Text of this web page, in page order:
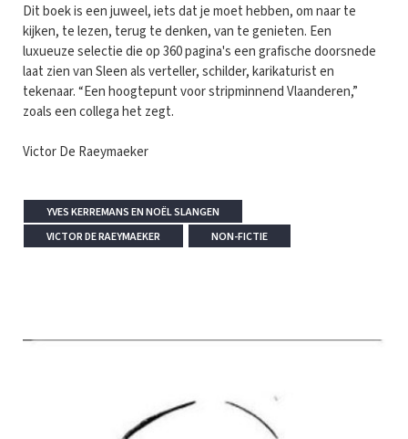
Dit boek is een juweel, iets dat je moet hebben, om naar te
kijken, te lezen, terug te denken, van te genieten. Een
luxueuze selectie die op 360 pagina's een grafische doorsnede
laat zien van Sleen als verteller, schilder, karikaturist en
tekenaar. “Een hoogtepunt voor stripminnend Vlaanderen,”
zoals een collega het zegt.
Victor De Raeymaeker
YVES KERREMANS EN NOËL SLANGEN
VICTOR DE RAEYMAEKER
NON-FICTIE